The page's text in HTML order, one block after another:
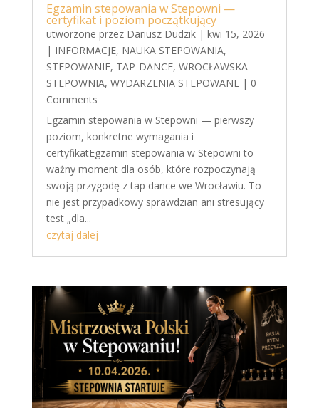
Egzamin stepowania w Stepowni —
certyfikat i poziom początkujący
utworzone przez Dariusz Dudzik| kwi 15, 2026
| INFORMACJE, NAUKA STEPOWANIA,
STEPOWANIE, TAP-DANCE, WROCŁAWSKA
STEPOWNIA, WYDARZENIA STEPOWANE| 0
Comments
Egzamin stepowania w Stepowni — pierwszy
poziom, konkretne wymagania i
certyfikatEgzamin stepowania w Stepowni to
ważny moment dla osób, które rozpoczynają
swoją przygodę z tap dance we Wrocławiu. To
nie jest przypadkowy sprawdzian ani stresujący
test „dla...
czytaj dalej